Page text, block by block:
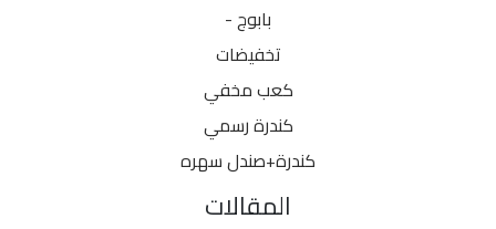
بابوج -
تخفيضات
كعب مخفي
كندرة رسمي
كندرة+صندل سهره
المقالات